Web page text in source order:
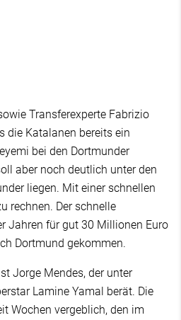
Transferexperte Fabrizio
die Katalanen bereits ein
bei den Dortmunder
aber noch deutlich unter den
liegen. Mit einer schnellen
rechnen. Der schnelle
Jahren für gut 30 Millionen Euro
Dortmund gekommen.
Jorge Mendes, der unter
Lamine Yamal berät. Die
Wochen vergeblich, den im